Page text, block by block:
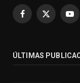
Facebook
X
ÚLTIMAS